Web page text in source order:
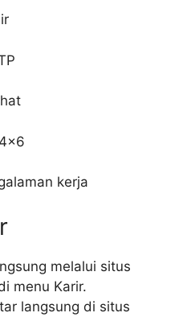
kerja
melalui situs
menu Karir.
langsung di situs